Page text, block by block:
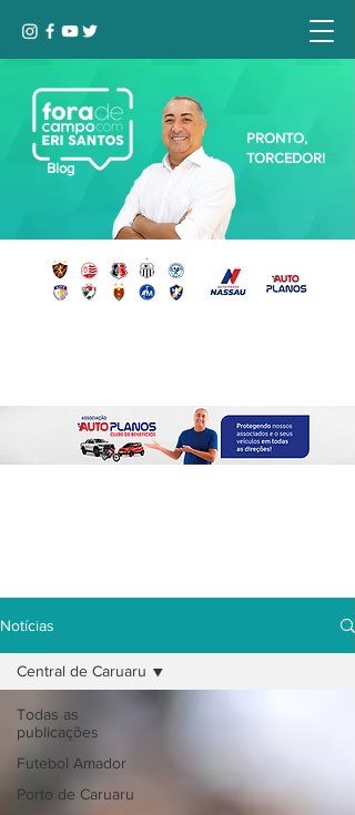
Blog
PRONTO,
TORCEDOR!
Notícias
Todas as
publicações
Futebol Amador
Porto de Caruaru
Central de Caruaru